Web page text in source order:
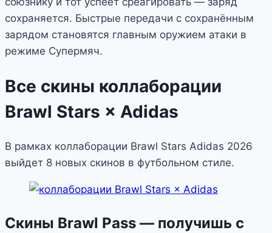
сохраняется. Быстрые передачи с сохранённым
зарядом становятся главным оружием атаки в
режиме Супермяч.
Все скины коллаборации
Brawl Stars × Adidas
В рамках коллаборации Brawl Stars Adidas 2026
выйдет 8 новых скинов в футбольном стиле.
Скины Brawl Pass — получишь с